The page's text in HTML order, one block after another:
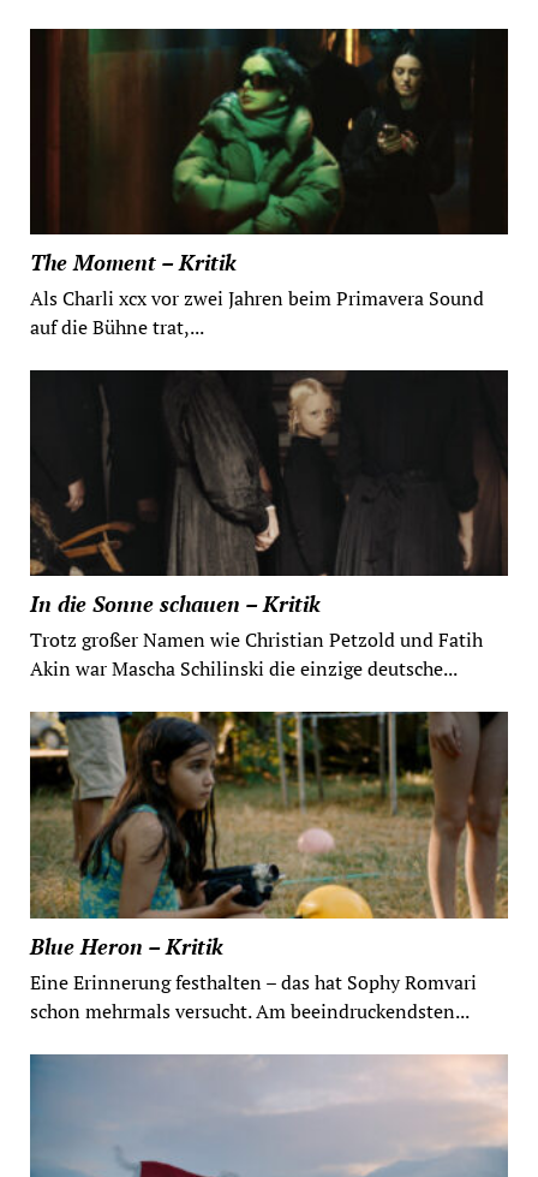
The Moment – Kritik
Als Charli xcx vor zwei Jahren beim Primavera Sound
auf die Bühne trat,...
In die Sonne schauen – Kritik
Trotz großer Namen wie Christian Petzold und Fatih
Akin war Mascha Schilinski die einzige deutsche...
Blue Heron – Kritik
Eine Erinnerung festhalten – das hat Sophy Romvari
schon mehrmals versucht. Am beeindruckendsten...